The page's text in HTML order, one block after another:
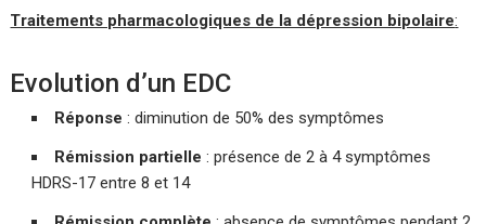
Traitements pharmacologiques de la dépression bipolaire:
Evolution d’un EDC
Réponse : diminution de 50% des symptômes
Rémission partielle: présence de 2 à 4 symptômes
HDRS-17 entre 8 et 14